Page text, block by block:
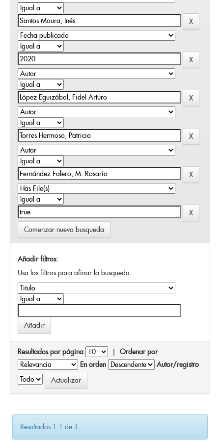
Comenzar nueva busqueda
Añadir filtros:
Usa los filtros para afinar la busqueda.
Resultados por página | Ordenar por
En orden
Autor/registro
Resultados 1-1 de 1.